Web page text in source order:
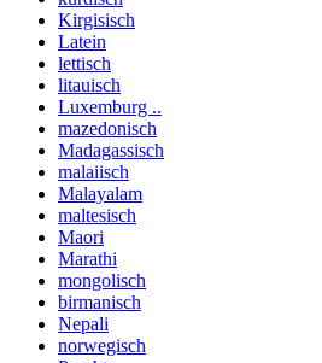
Kirgisisch
Latein
lettisch
litauisch
Luxemburg ..
mazedonisch
Madagassisch
malaiisch
Malayalam
maltesisch
Maori
Marathi
mongolisch
birmanisch
Nepali
norwegisch